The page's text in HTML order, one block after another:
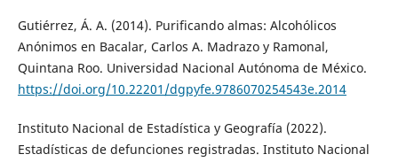
Gutiérrez, Á. A. (2014). Purificando almas: Alcohólicos
Anónimos en Bacalar, Carlos A. Madrazo y Ramonal,
Quintana Roo. Universidad Nacional Autónoma de México.
https://doi.org/10.22201/dgpyfe.9786070254543e.2014
Instituto Nacional de Estadística y Geografía (2022).
Estadísticas de defunciones registradas. Instituto Nacional